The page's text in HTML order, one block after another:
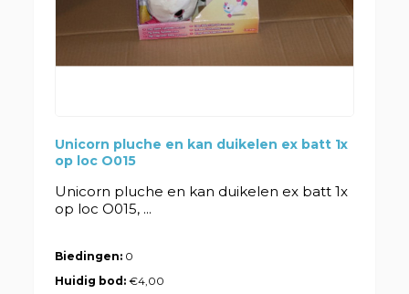
Unicorn pluche en kan duikelen ex batt 1x
op loc O015
Unicorn pluche en kan duikelen ex batt 1x
op loc O015, ...
Biedingen: 0
Huidig bod:€4,00